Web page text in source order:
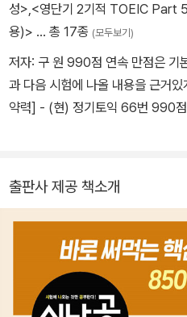
성>,<영단기 2기적 TOEIC Part
용)> … 총 17종 (모두보기)
저자: 구 원 990점 연속 만점은 기본, 시험 직후 가장 빠른 논란 종결
과 다음 시험에 나올 내용을 근거있게
약력] - (현) 정기토익 66번 990
채널(구해줘토익)에서 시험직후 가
(전) 영단기 토익시험 당일 채점
단기 토익 인강 '만점의 기술', '인
시리즈'강의 - (전) 강남 영단기 어
20년) - (전) 컬처타임즈 칼럼리
대학원 교수학습지도학과 석사과
출판사 제공 책소개